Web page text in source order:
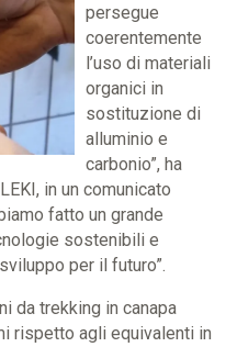
persegue
coerentemente
l’uso di materiali
organici in
sostituzione di
alluminio e
carbonio”, ha
in un comunicato
fatto un grande
sostenibili e
per il futuro”.
da trekking in canapa
rispetto agli equivalenti in